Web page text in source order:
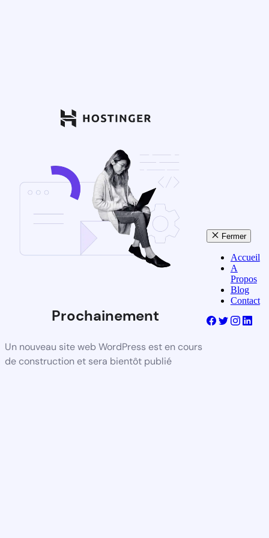
Prochainement
Un nouveau site web WordPress est en cours
de construction et sera bientôt publié
Fermer
Accueil
A
Propos
Blog
Contact